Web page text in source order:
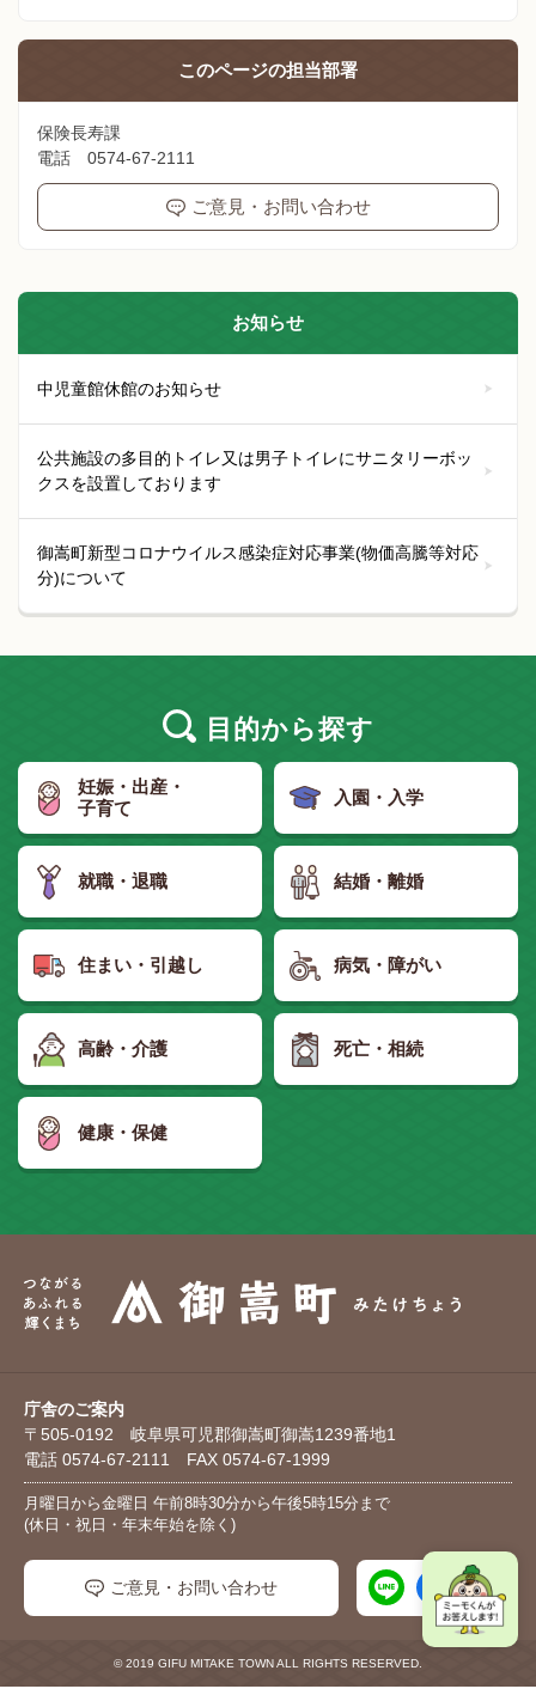
このページの担当部署
保険長寿課
電話 0574-67-2111
ご意見・お問い合わせ
お知らせ
中児童館休館のお知らせ
公共施設の多目的トイレ又は男子トイレにサニタリーボッ
クスを設置しております
御嵩町新型コロナウイルス感染症対応事業(物価高騰等対応
分)について
目的から探す
妊娠・出産・
子育て
入園・入学
就職・退職 結婚・離婚
住まい・引越し 病気・障がい
高齢・介護 死亡・相続
健康・保健
庁舎のご案内
〒505-0192 岐阜県可児郡御嵩町御嵩1239番地1
電話 0574-67-2111 FAX 0574-67-1999
月曜日から金曜日 午前8時30分から午後5時15分まで
(休日・祝日・年末年始を除く)
ご意見・お問い合わせ
© 2019 GIFU MITAKE TOWN ALL RIGHTS RESERVED.